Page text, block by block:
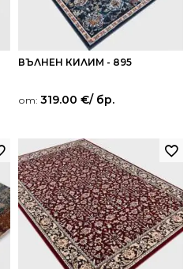
ВЪЛНЕН КИЛИМ - 895
от: 319.00 €/ бр.